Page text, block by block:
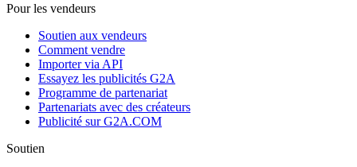
Pour les vendeurs
Soutien aux vendeurs
Comment vendre
Importer via API
Essayez les publicités G2A
Programme de partenariat
Partenariats avec des créateurs
Publicité sur G2A.COM
Soutien